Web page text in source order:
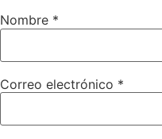
Nombre *
Correo electrónico *